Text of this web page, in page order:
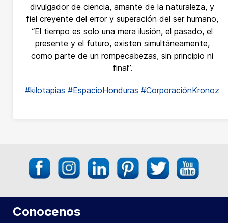
divulgador de ciencia, amante de la naturaleza, y
fiel creyente del error y superación del ser humano,
“El tiempo es solo una mera ilusión, el pasado, el
presente y el futuro, existen simultáneamente,
como parte de un rompecabezas, sin principio ni
final”.
#kilotapias #EspacioHonduras #CorporaciónKronoz
Conocenos